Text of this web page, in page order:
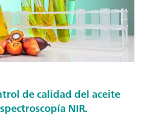
de calidad del aceite
NIR.